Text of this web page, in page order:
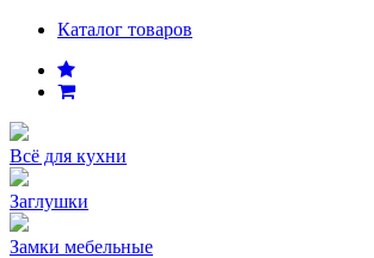
Каталог товаров
Всё для кухни
Заглушки
Замки мебельные